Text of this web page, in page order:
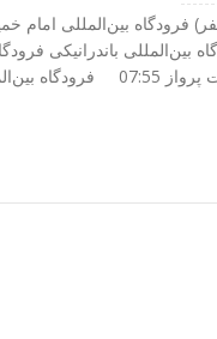
بین‌المللی امام
پرواز: 15:10 مدت پرواز 07:55 فرودگاه